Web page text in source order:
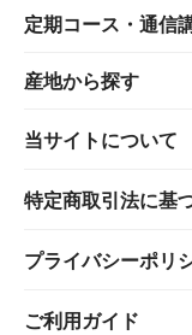
定期コース・通信
産地から探す
当サイトについて
特定商取引法に基
プライバシーポリ
ご利用ガイド